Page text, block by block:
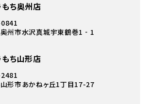
ち奥州店
州市水沢真城宇東鶴巻1‐1
ち山形店
形市あかねヶ丘1丁目17-27